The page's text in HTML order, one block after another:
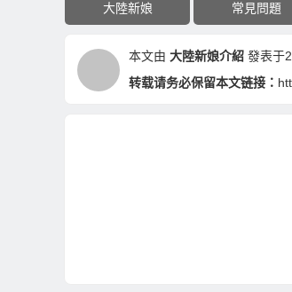
大陸新娘 常見問題
本文由 大陸新娘介紹 發表于
转载请务必保留本文链接：